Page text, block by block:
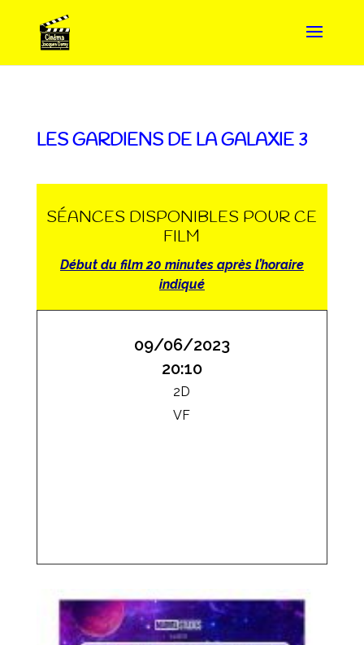
LES GARDIENS DE LA GALAXIE 3
SÉANCES DISPONIBLES POUR CE
FILM
Début du film 20 minutes après l’horaire
indiqué
09/06/2023
20:10
2D
VF